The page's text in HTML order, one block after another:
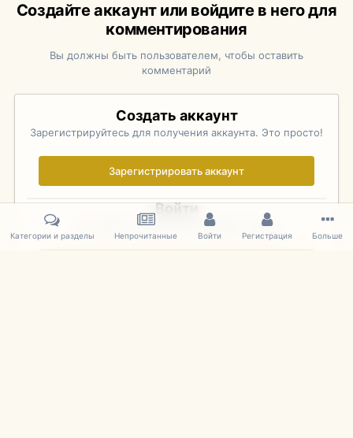
Создайте аккаунт или войдите в него для
комментирования
Вы должны быть пользователем, чтобы оставить
комментарий
Создать аккаунт
Зарегистрируйтесь для получения аккаунта. Это просто!
Зарегистрировать аккаунт
Войти
Уже зарегистрированы? Войдите здесь.
Категории и разделы Непрочитанные Войти Регистрация Больше